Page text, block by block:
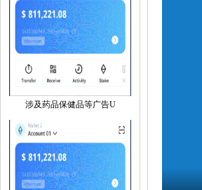
涉及药品保健品等广告U